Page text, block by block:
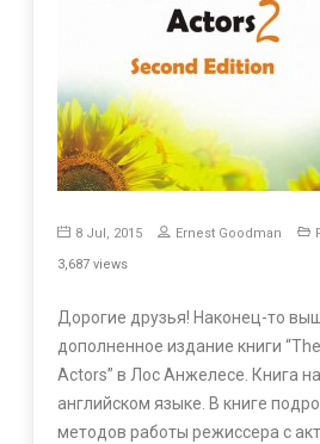
8 Jul, 2015 Ernest Goodman
3,687 views
Дорогие друзья! Наконец-то
дополненное издание книги
Actors” в Лос Анжелесе. Книга
английском языке. В книге
методов работы режиссера с